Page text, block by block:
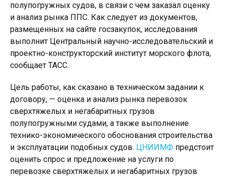
полупогружных судов, в связи с чем заказал оценку
и анализ рынка ППС. Как следует из документов,
размещенных на сайте госзакупок, исследования
выполнит Центральный научно-исследовательский и
проектно-конструкторский институт морского флота,
сообщает ТАСС.
Цель работы, как сказано в техническом задании к
договору, — оценка и анализ рынка перевозок
сверхтяжелых и негабаритных грузов
полупогружными судами, а также выполнение
технико-экономического обоснования строительства
и эксплуатации подобных судов. ЦНИИМФ предстоит
оценить спрос и предложение на услуги по
перевозке сверхтяжелых и негабаритных грузов